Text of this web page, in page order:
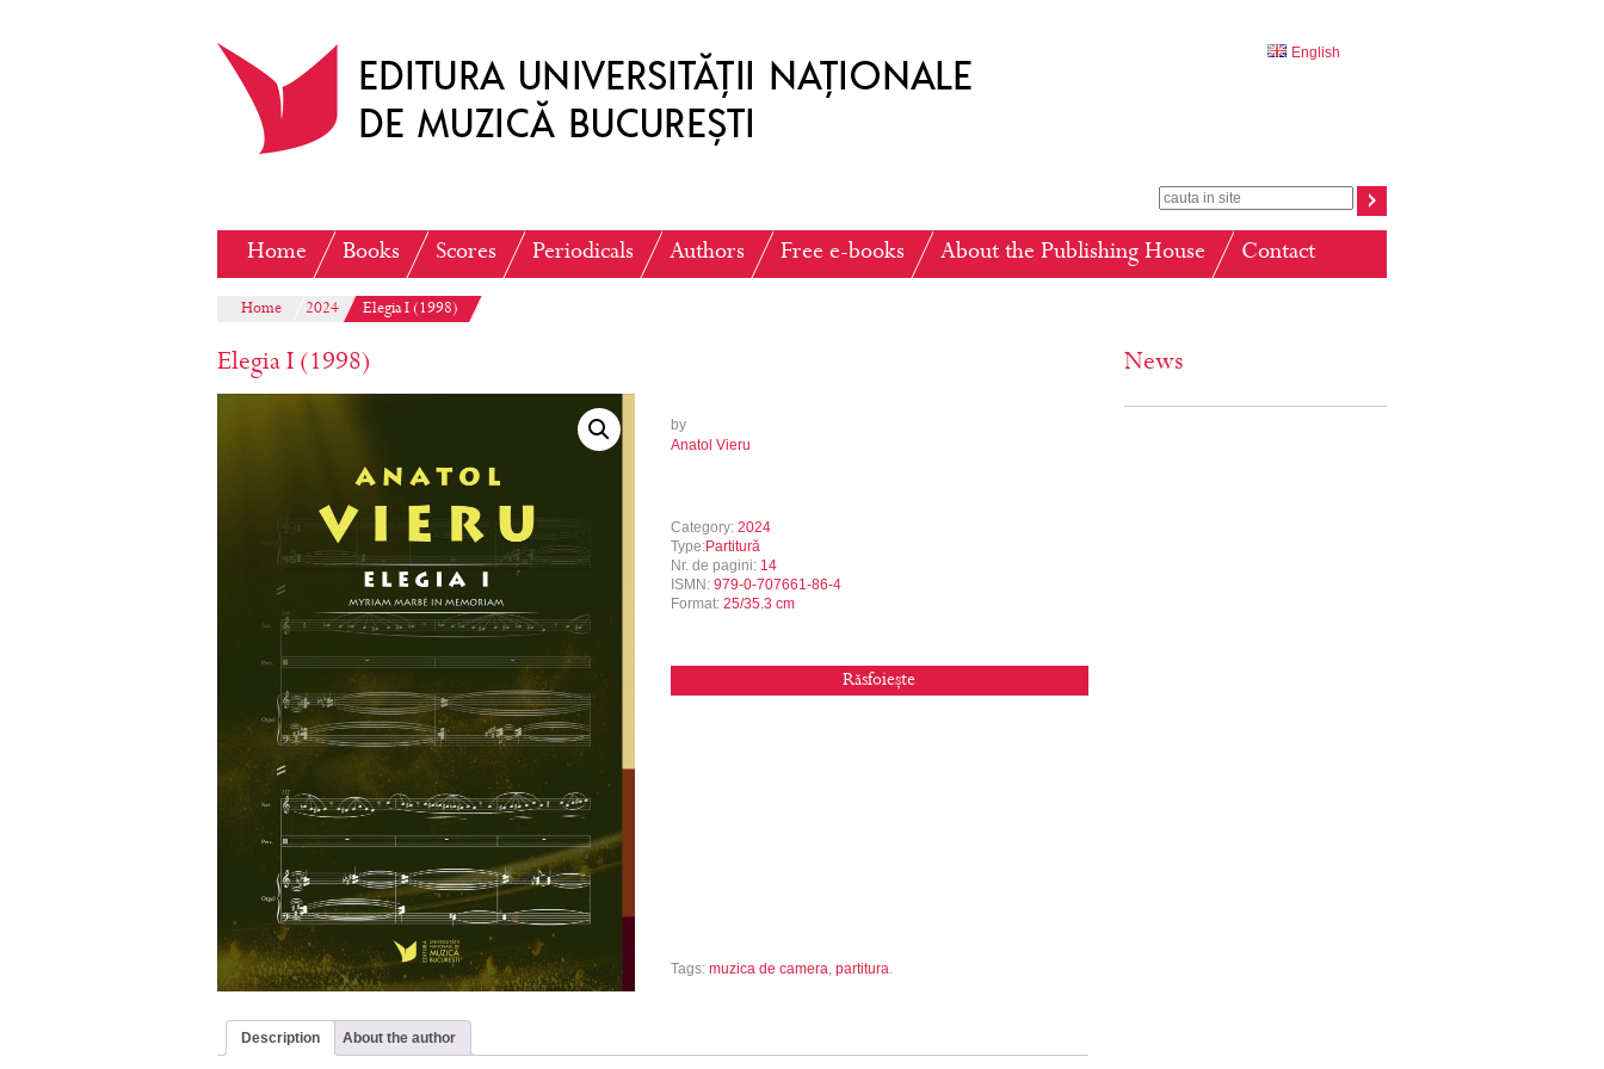
English
Home Books Scores Periodicals Authors Free e-books About the Publishing House Contact
Home 2024 Elegia I (1998)
Elegia I (1998)
by
Anatol Vieru
Category: 2024
Type:Partitură
Nr. de pagini: 14
ISMN: 979-0-707661-86-4
Format: 25/35.3 cm
Răsfoiește
Tags: muzica de camera, partitura.
Description About the author
News